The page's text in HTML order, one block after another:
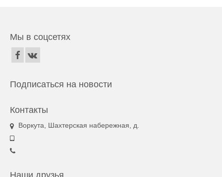
Мы в соцсетях
Подписаться на новости
Контакты
Воркута, Шахтерская набережная, д.